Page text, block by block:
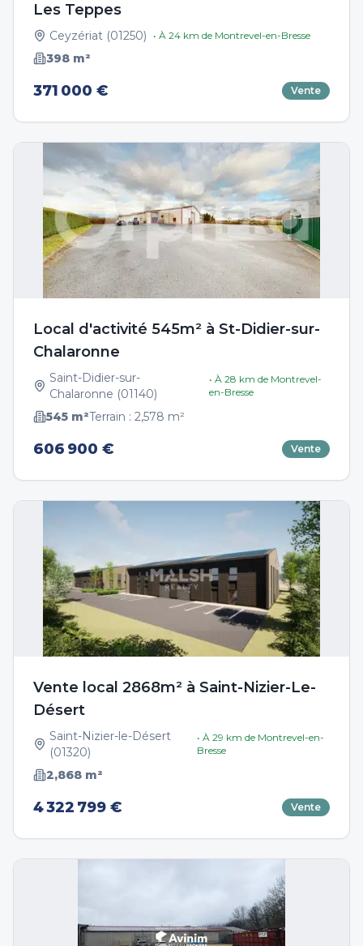
Les Teppes
Ceyzériat (01250) • À 24 km de Montrevel-en-Bresse
398 m²
371 000 € Vente
Local d'activité 545m² à St-Didier-sur-
Chalaronne
Saint-Didier-sur-
Chalaronne (01140)
• À 28 km de Montrevel-
en-Bresse
545 m²Terrain : 2,578 m²
606 900 € Vente
Vente local 2868m² à Saint-Nizier-Le-
Désert
Saint-Nizier-le-Désert
(01320)
• À29 km de Montrevel-en-
Bresse
2,868 m²
4 322 799 € Vente